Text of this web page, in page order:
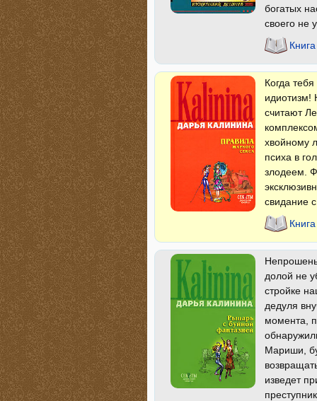
богатых
своего не
Когда
идиотизм!
считают
хвойному
психа в
злодеем.
свидание
долой не
стройке
дедуля
момента,
Мариши,
изведет